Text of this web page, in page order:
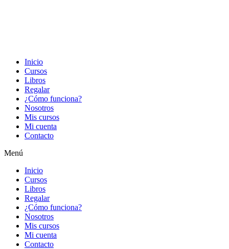
Inicio
Cursos
Libros
Regalar
¿Cómo funciona?
Nosotros
Mis cursos
Mi cuenta
Contacto
Menú
Inicio
Cursos
Libros
Regalar
¿Cómo funciona?
Nosotros
Mis cursos
Mi cuenta
Contacto